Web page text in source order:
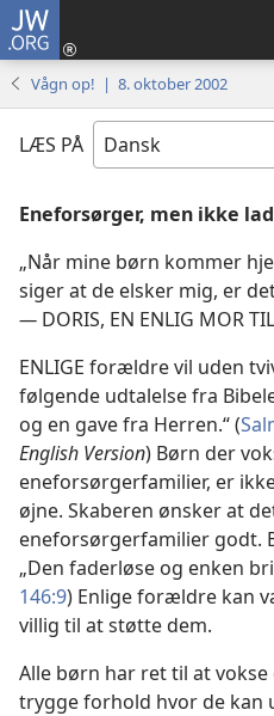
JW.ORG
Vågn op! | 8. oktober 2002
LÆS PÅ
Eneforsørger, men ikke
„Når mine børn kommer
siger at de elsker mig, er
— DORIS, EN ENLIG MOR
ENLIGE forældre vil uden
følgende udtalelse fra
og en gave fra Herren.“ (
English Version) Børn der
eneforsørgerfamilier, er
øjne. Skaberen ønsker at
eneforsørgerfamilier godt.
„Den faderløse og enken
146:9) Enlige forældre kan
villig til at støtte dem.
Alle børn har ret til at
trygge forhold hvor de kan